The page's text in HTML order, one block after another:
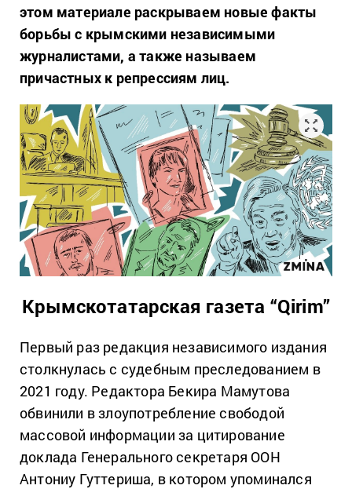
этом материале раскрываем новые факты
борьбы с крымскими независимыми
журналистами, а также называем
причастных к репрессиям лиц.
Крымскотатарская газета “Qirim”
Первый раз редакция независимого издания
столкнулась с судебным преследованием в
2021 году. Редактора Бекира Мамутова
обвинили в злоупотребление свободой
массовой информации за цитирование
доклада Генерального секретаря ООН
Антониу Гуттериша, в котором упоминался